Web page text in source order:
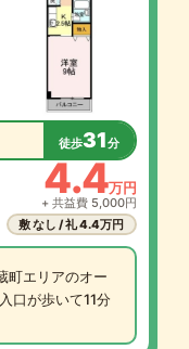
徒歩31分
4.4万円
+ 共益費 5,000円
敷 なし / 礼 4.4万円
町エリアのオー
口が歩いて11分